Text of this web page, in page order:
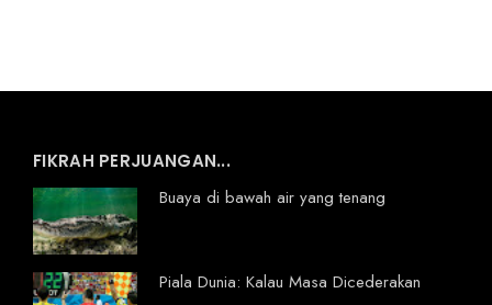
FIKRAH PERJUANGAN...
Buaya di bawah air yang tenang
Piala Dunia: Kalau Masa Dicederakan